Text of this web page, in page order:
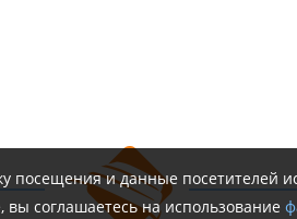
посещения и данные посетителей
вы соглашаетесь на использование